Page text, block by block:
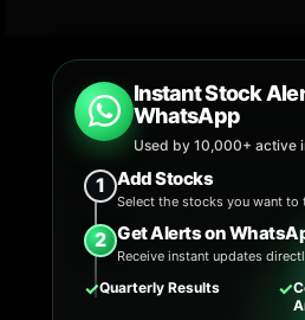
Instant Stock
WhatsApp
Used by 10,000+ active
1 Add Stocks
Select the stocks you want to
2 Get Alerts on
Receive instant updates
✓Quarterly Results ✓